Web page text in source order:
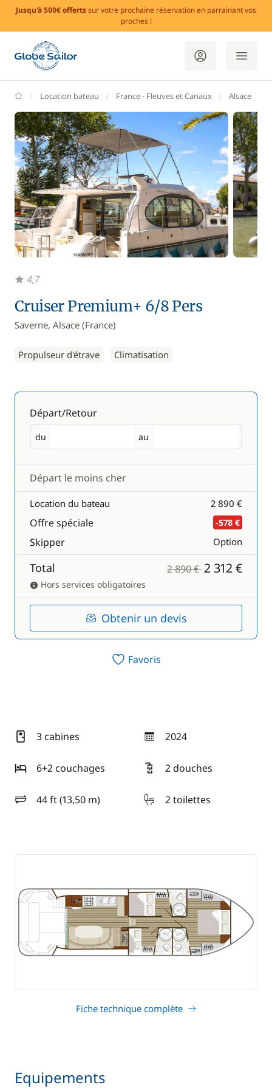
Jusqu'à 500€ offertssur votre prochaine réservation en parrainant vos
proches !
GlobeSailor
Location bateau France - Fleuves et Canaux Alsace
Cruiser Premium+ 6/8 Pers
Saverne, Alsace (France)
Propulseur d'étrave Climatisation
4,7
Départ/Retour
du
Départ au
Retour
Départ le moins cher
Location du bateau 2 890 €
Offre spéciale -578 €
Skipper Option
Total 2 890 €2 312 €
Hors services obligatoires
Obtenir un devis
Favoris
3 cabines 2024
année
6+2 couchages
2 douches
44 ft (13,50 m)
longueur 2 toilettes
Fiche technique complète
Equipements